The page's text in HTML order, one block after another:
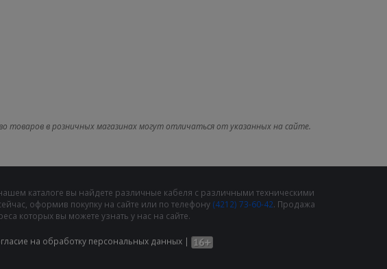
в розничных магазинах могут отличаться от указанных на сайте.
каталоге вы найдете различные кабеля с различными техническими
оформив покупку на сайте или по телефону (4212) 73-60-42. Продажа
которых вы можете узнать у нас на сайте.
на обработку персональных данных |